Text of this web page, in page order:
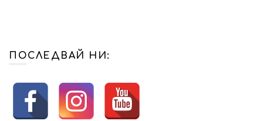
ПОСЛЕДВАЙ НИ: